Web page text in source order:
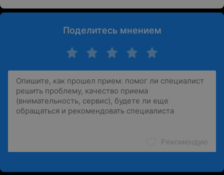
Поделитесь мнением
Рекомендую